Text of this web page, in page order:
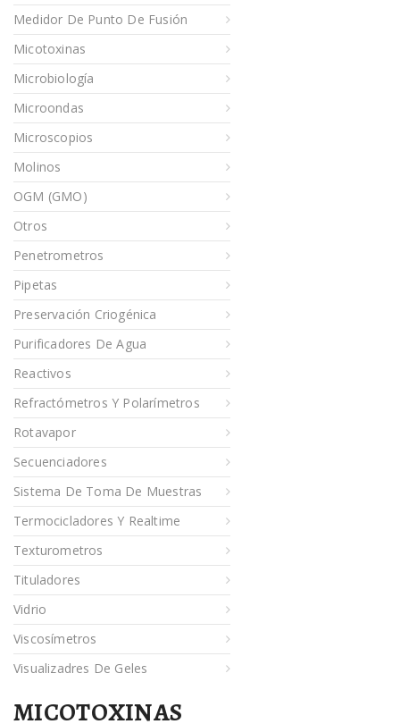
Medidor De Punto De Fusión
Micotoxinas
Microbiología
Microondas
Microscopios
Molinos
OGM (GMO)
Otros
Penetrometros
Pipetas
Preservación Criogénica
Purificadores De Agua
Reactivos
Refractómetros Y Polarímetros
Rotavapor
Secuenciadores
Sistema De Toma De Muestras
Termocicladores Y Realtime
Texturometros
Tituladores
Vidrio
Viscosímetros
Visualizadres De Geles
MICOTOXINAS